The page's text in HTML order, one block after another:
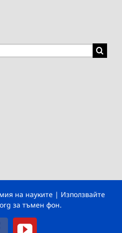
на науките | Използвайте
за тъмен фон.